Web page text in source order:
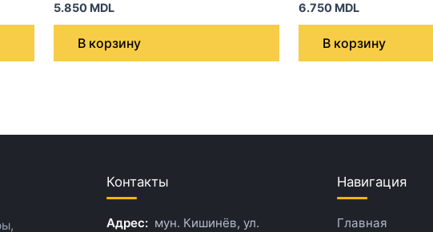
5.850 MDL
В корзину
6.750 MDL
В корзину
Контакты
Адрес: мун. Кишинёв, ул.
Навигация
Главная